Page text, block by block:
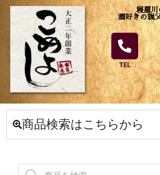
寝屋川
酒好きの親
TEL
商品検索はこちらから